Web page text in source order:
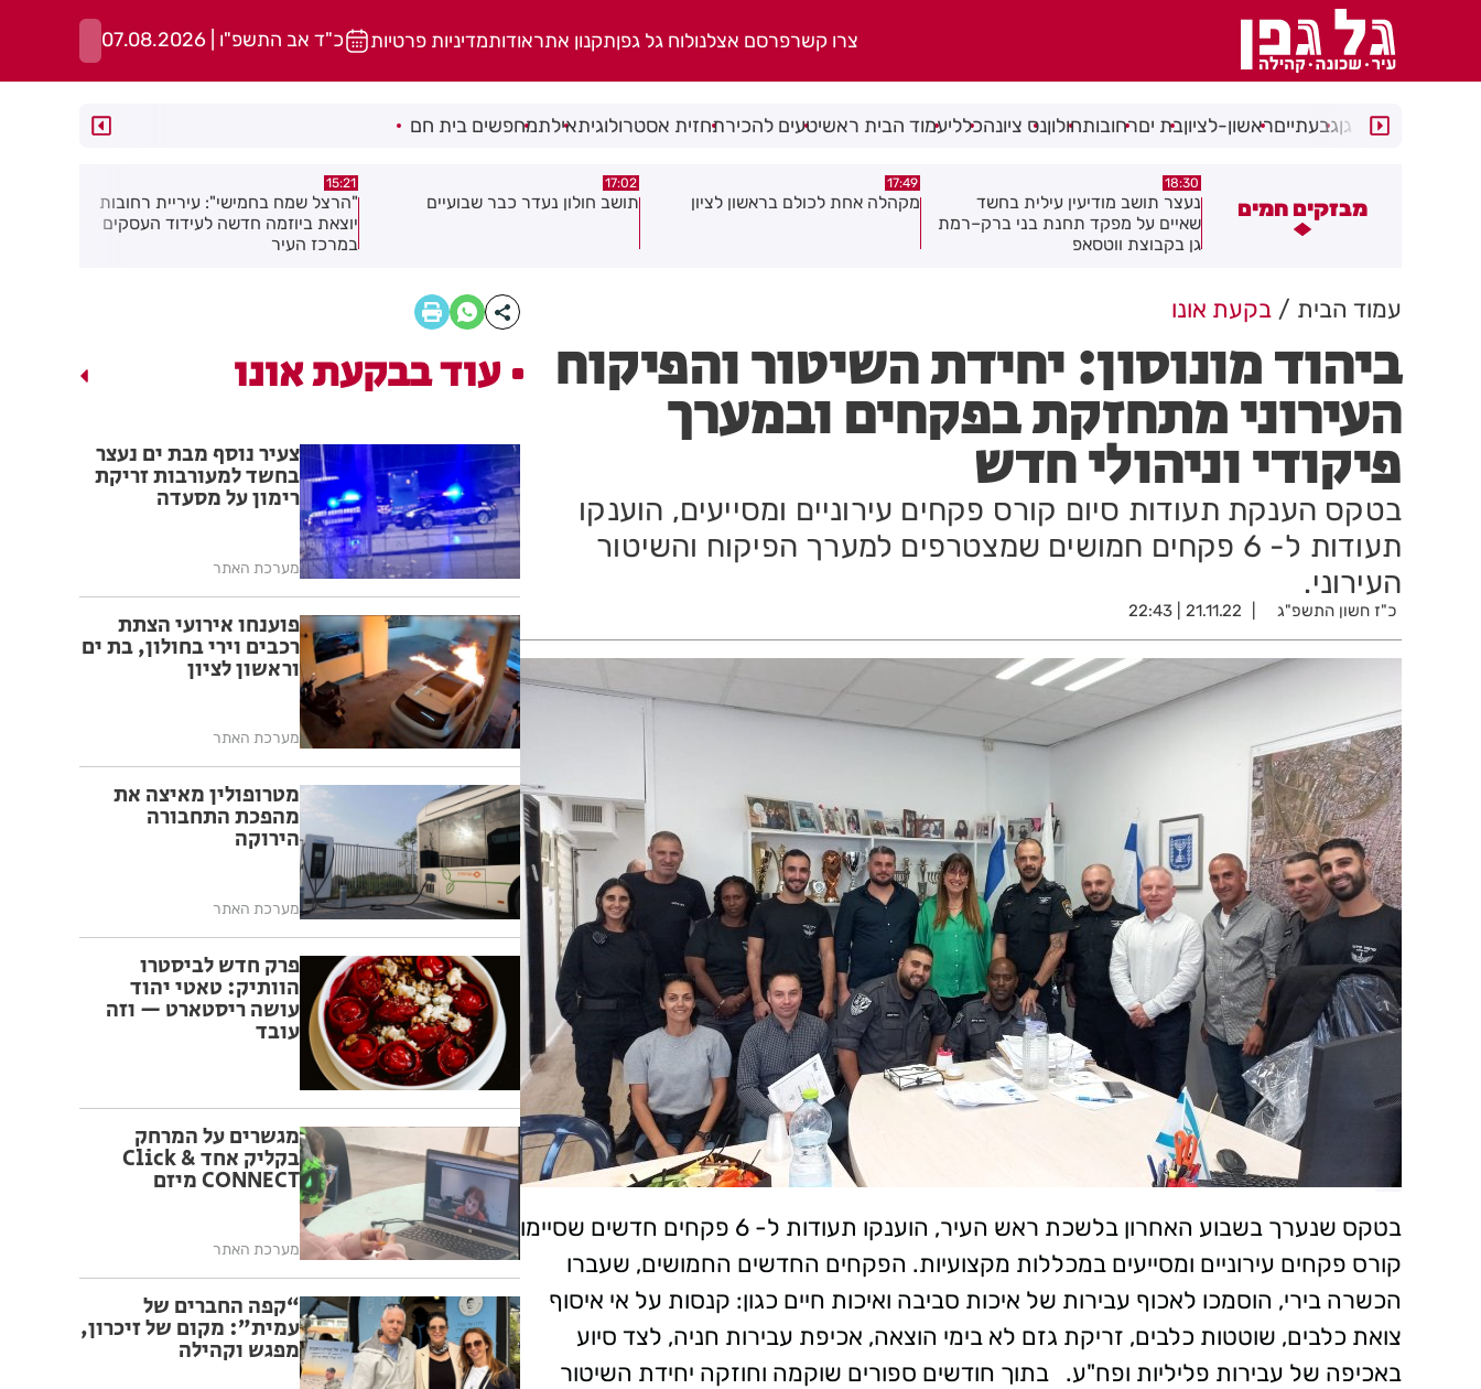
צרו קשרפרסם אצלנולוח גל גפןתקנון אתראודותמדיניות פרטיות כ"ד אב התשפ"ו | 07.08.2026
רמת גןגבעתייםראשון-לציוןבת יםרחובותחולוןנס ציונהכלליעמוד הבית ראשיטעים להכירתחזית אסטרולוגיתאילתמחפשים בית חם
מבזקים חמים
חולון תקבל 2.5 מיליון שקלים
להפחתת זיהום האוויר מתחבורה
18:30
נעצר תושב מודיעין עילית בחשד
שאיים על מפקד תחנת בני ברק–רמת
גן בקבוצת ווטסאפ
17:49
מקהלה אחת לכולם בראשון לציון
17:02
תושב חולון נעדר כבר שבועיים
15:21
"הרצל שמח בחמישי": עיריית רחובות
יוצאת ביוזמה חדשה לעידוד העסקים
במרכז העיר
עמוד הבית בקעת אונו
ביהוד מונוסון: יחידת השיטור והפיקוח
העירוני מתחזקת בפקחים ובמערך
פיקודי וניהולי חדש
בטקס הענקת תעודות סיום קורס פקחים עירוניים ומסייעים, הוענקו
תעודות ל- 6 פקחים חמושים שמצטרפים למערך הפיקוח והשיטור
העירוני.
כ"ז חשון התשפ"ג 21.11.22 | 22:43
בטקס שנערך בשבוע האחרון בלשכת ראש העיר, הוענקו תעודות ל- 6 פקחים חדשים שסיימו
קורס פקחים עירוניים ומסייעים במכללות מקצועיות. הפקחים החדשים החמושים, שעברו
הכשרה בירי, הוסמכו לאכוף עבירות של איכות סביבה ואיכות חיים כגון: קנסות על אי איסוף
צואת כלבים, שוטטות כלבים, זריקת גזם לא בימי הוצאה, אכיפת עבירות חניה, לצד סיוע
באכיפה של עבירות פליליות ופח"ע. בתוך חודשים ספורים שוקמה וחוזקה יחידת השיטור
עוד בבקעת אונו
צעיר נוסף מבת ים נעצר
בחשד למעורבות זריקת
רימון על מסעדה
מערכת האתר
פוענחו אירועי הצתת
רכבים וירי בחולון, בת ים
וראשון לציון
מערכת האתר
מטרופולין מאיצה את
מהפכת התחבורה
הירוקה
מערכת האתר
פרק חדש לביסטרו
הוותיק: טאטי יהוד
עושה ריסטארט — וזה
עובד
מגשרים על המרחק
בקליק אחד Click &
CONNECT מיזם
מערכת האתר
“קפה החברים של
עמית”: מקום של זיכרון,
מפגש וקהילה